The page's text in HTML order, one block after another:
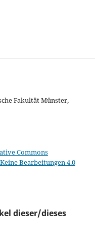
Fakultät Münster,
Commons
Bearbeitungen 4.0
dieser/dieses